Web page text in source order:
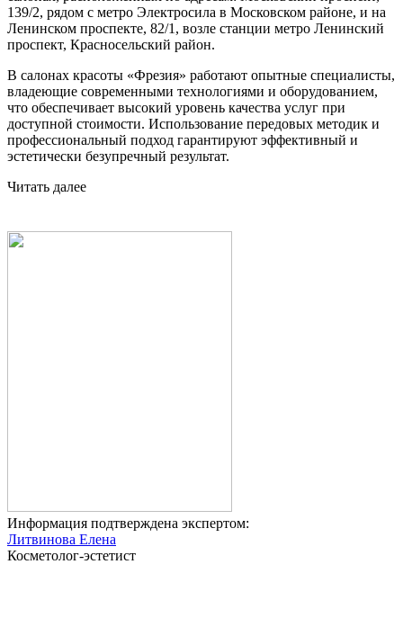
139/2, рядом с метро Электросила в Московском районе, и на
Ленинском проспекте, 82/1, возле станции метро Ленинский
проспект, Красносельский район.
В салонах красоты «Фрезия» работают опытные специалисты,
владеющие современными технологиями и оборудованием,
что обеспечивает высокий уровень качества услуг при
доступной стоимости. Использование передовых методик и
профессиональный подход гарантируют эффективный и
эстетически безупречный результат.
Читать далее
Информация подтверждена экспертом:
Литвинова Елена
Косметолог-эстетист